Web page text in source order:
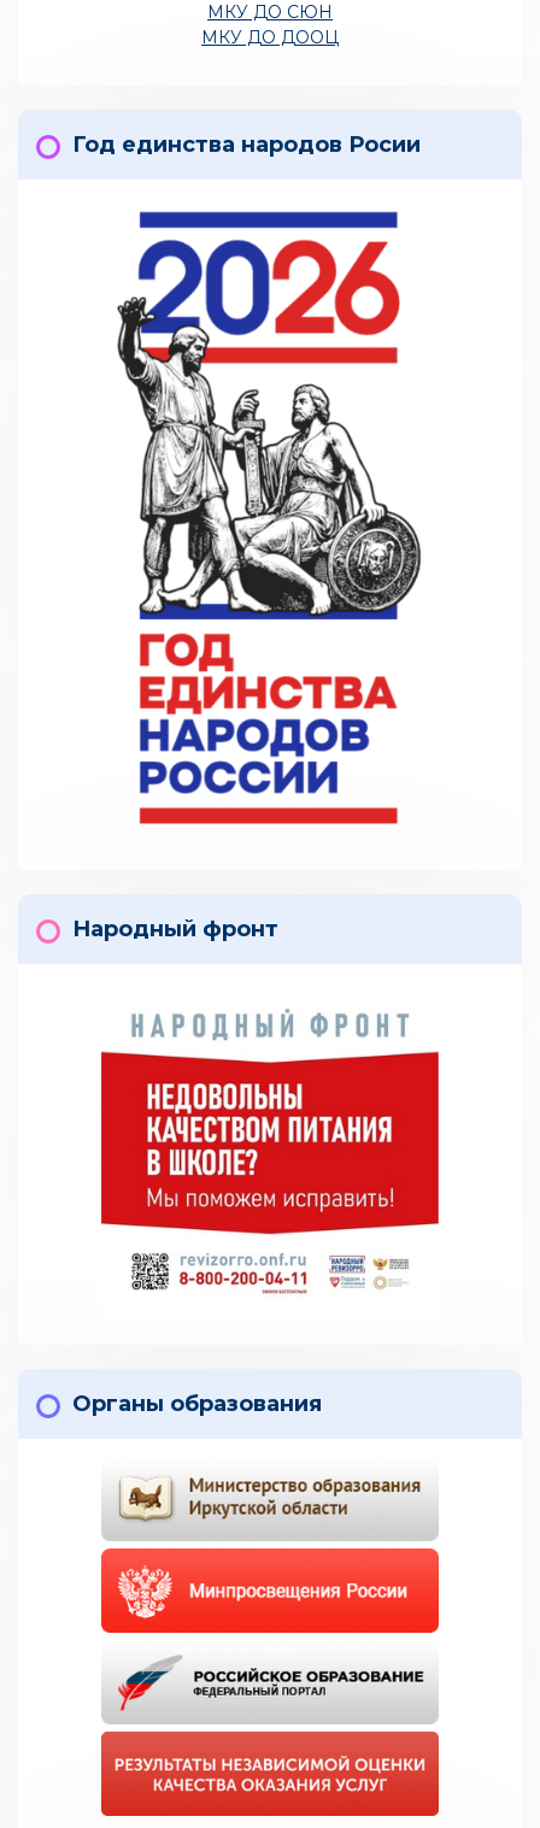
МКУ ДО СЮН
МКУ ДО ДООЦ
Год единства народов Росии
Народный фронт
Органы образования